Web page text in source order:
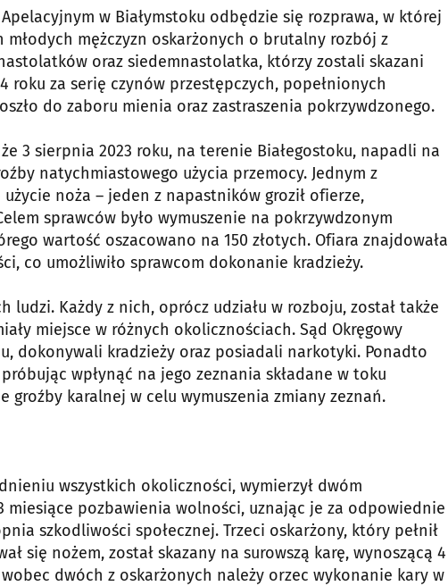
w Białymstoku odbędzie się rozprawa, w której
mężczyzn oskarżonych o brutalny rozbój z
oraz siedemnastolatka, którzy zostali skazani
roku za serię czynów przestępczych, popełnionych
do zaboru mienia oraz zastraszenia pokrzywdzonego.
3 sierpnia 2023 roku, na terenie Białegostoku, napadli na
natychmiastowego użycia przemocy. Jednym z
noża – jeden z napastników groził ofierze,
sprawców było wymuszenie na pokrzywdzonym
wartość oszacowano na 150 złotych. Ofiara znajdowała
co umożliwiło sprawcom dokonanie kradzieży.
Każdy z nich, oprócz udziału w rozboju, został także
miejsce w różnych okolicznościach. Sąd Okręgowy
dokonywali kradzieży oraz posiadali narkotyki. Ponadto
wpłynąć na jego zeznania składane w toku
karalnej w celu wymuszenia zmiany zeznań.
wszystkich okoliczności, wymierzył dwóm
miesiące pozbawienia wolności, uznając je za odpowiednie
szkodliwości społecznej. Trzeci oskarżony, który pełnił
się nożem, został skazany na surowszą karę, wynoszącą 4
dwóch z oskarżonych należy orzec wykonanie kary w